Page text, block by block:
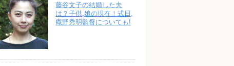
藤谷文子の結婚した夫
は？子供,娘の現在！式日,
庵野秀明監督についても!